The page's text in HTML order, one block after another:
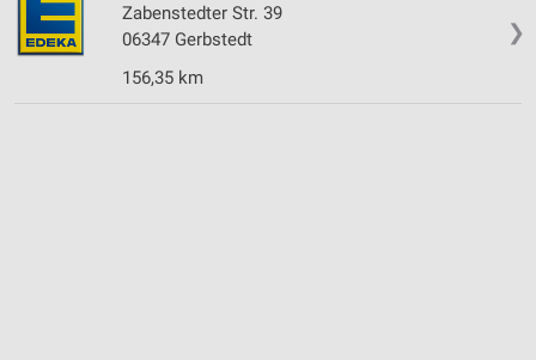
❯
Zabenstedter Str. 39
06347 Gerbstedt
156,35 km